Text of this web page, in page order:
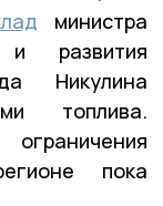
министра
и развития
Никулина
топлива.
пока